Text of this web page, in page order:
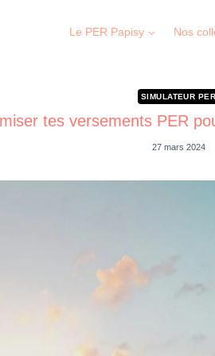
Le PER Papisy Nos
SIMULATEUR PER
tes versements PER
27 mars 2024